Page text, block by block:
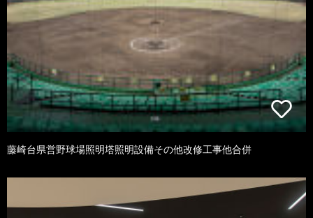
藤崎台県営野球場照明塔照明設備その他改修工事他合併